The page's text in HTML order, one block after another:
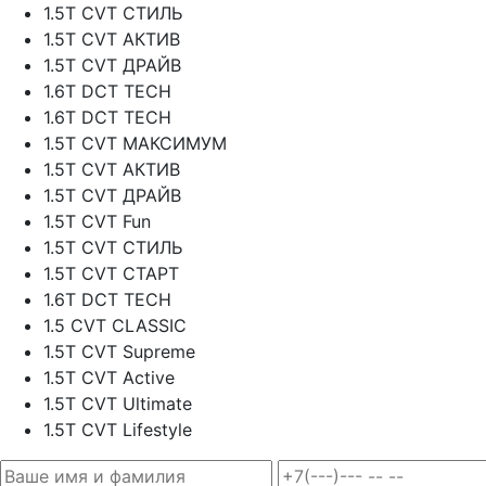
1.5T CVT СТИЛЬ
1.5T CVT АКТИВ
1.5T CVT ДРАЙВ
1.6T DCT TECH
1.6T DCT TECH
1.5T CVT МАКСИМУМ
1.5T CVT АКТИВ
1.5T CVT ДРАЙВ
1.5T CVT Fun
1.5T CVT СТИЛЬ
1.5T CVT СТАРТ
1.6T DCT TECH
1.5 CVT CLASSIC
1.5T CVT Supreme
1.5T CVT Active
1.5T CVT Ultimate
1.5T CVT Lifestyle